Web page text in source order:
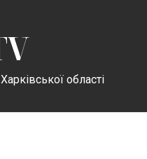
області